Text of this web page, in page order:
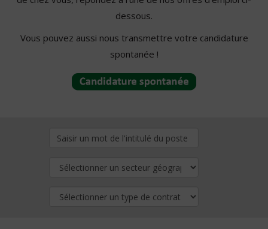
dessous.
Vous pouvez aussi nous transmettre votre candidature
spontanée !